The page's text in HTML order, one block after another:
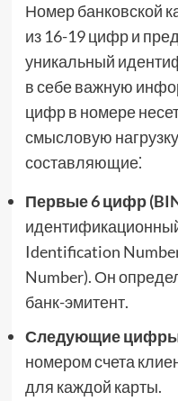
Номер банковской
из 16-19 цифр и
уникальный
в себе важную
цифр в номере
смысловую
составляющие⁚
Первые 6 цифр
Identification
Number). Он
банк-эмитент.
Следующие
номером счета
для каждой карты.